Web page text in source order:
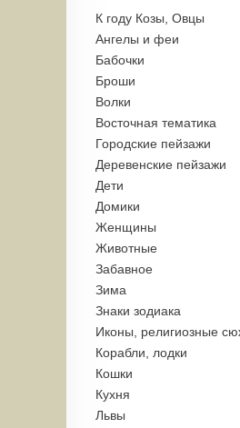
К году Козы, Овцы
Ангелы и феи
Бабочки
Броши
Волки
Восточная тематика
Городские пейзажи
Деревенские пейзажи
Дети
Домики
Женщины
Животные
Забавное
Зима
Знаки зодиака
Иконы, религиозные
Корабли, лодки
Кошки
Кухня
Львы